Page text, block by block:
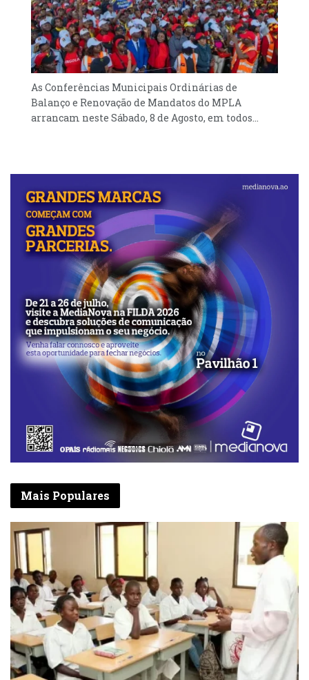
As Conferências Municipais Ordinárias de
Balanço e Renovação de Mandatos do MPLA
arrancam neste Sábado, 8 de Agosto, em todos...
Mais Populares